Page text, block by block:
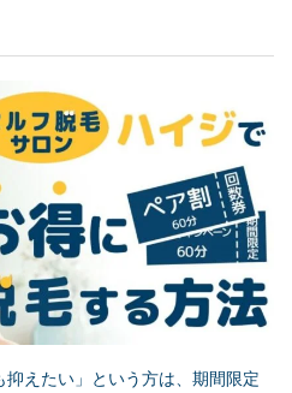
抑えたい」という方は、期間限定